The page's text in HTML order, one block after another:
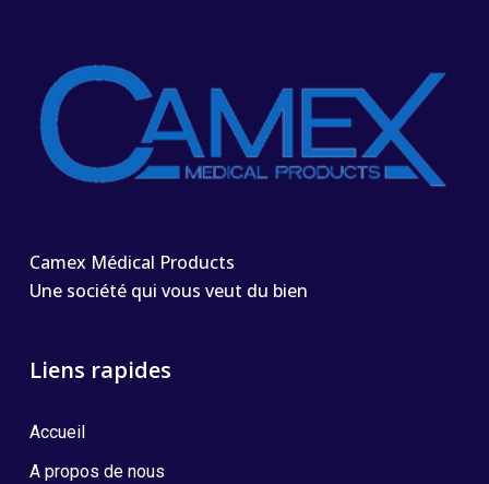
Camex Médical Products
Une société qui vous veut du bien
Liens rapides
Accueil
A propos de nous